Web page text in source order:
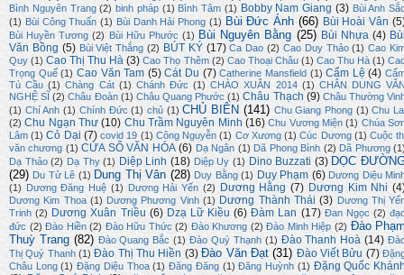
Bình Nguyên Trang (2) binh pháp (1) Bình Tâm (1) Bobby Nam Giang (3) Bùi Anh
(1) Bùi Công Thuấn (1) Bùi Danh Hải Phong (1) Bùi Đức Ánh (66) Bùi Hoài Vân
Bùi Huyền Tương (2) Bùi Hữu Phước (1) Bùi Nguyên Bằng (25) Bùi Nhựa (4)
Văn Bồng (5) Bùi Việt Thắng (2) BÚT KÝ (17) Ca Dao (2) Cao Duy Thảo (1) Cao
Quy (1) Cao Thị Thu Hà (3) Cao Thọ Thêm (2) Cao Thoại Châu (1) Cao Thu Hà (1)
Trọng Quế (1) Cao Văn Tam (5) Cát Du (7) Catherine Mansfield (1) Cẩm Lệ (4)
Tú Cầu (1) Chàng Cát (1) Chánh Đức (1) CHÀO XUÂN 2014 (1) CHÂN DUNG
NGHỆ SĨ (2) Châu Đoàn (1) Châu Quang Phước (1) Châu Thạch (9) Châu Thường
(1) Chí Anh (1) Chính Đức (1) chủ (1) CHỦ BIÊN (141) Chu Giang Phong (1) Chu
(2) Chu Ngạn Thư (10) Chu Trầm Nguyên Minh (16) Chu Vương Miện (1) Chúa
Lâm (1) Cỏ Dại (7) covid 19 (1) Công Nguyễn (1) Cơ Xương (1) Cúc Dương (1) Cuộc
văn chương (1) CỬA SỔ VĂN HÓA (6) Dạ Ngân (1) Dã Phong Bình (2) Dã Phương
Dạ Thảo (2) Dạ Thy (1) Diệp Linh (18) Diệp Uy (1) Dino Buzzati (3) DỌC
(29) Du Tử Lê (1) Dung Thị Vân (28) Duy Bằng (1) Duy Phạm (6) Dương Diệu
(1)
Dương Đăng Huệ (1) Dương Hải Yến (2) Dương Hằng (7) Dương Kim Nhi
Dương Kim Thoa (1) Dương Phương Vinh (1) Dương Thành Thái (3) Dương Thị
Trinh (2) Dương Xuân Triều (6) Dzạ Lữ Kiều (6) Đàm Lan (17) Đan Ngọc (2)
đức (2) Đào Hiền (2) Đào Hữu Thức (2) Đào Khương (2) Đào Minh Hiệp (2) Đào
Thuỳ Trang (82) Đào Quang Bắc (1) Đào Quý Thạnh (1) Đào Thanh Hoà (14)
Thị Quý Thanh (1) Đào Thị Thu Hiền (3) Đào Văn Đạt (31) Đào Viết Bửu (7)
Châu Long (1) Đặng Diệu Thoa (1) Đăng Đăng (1) Đăng Huỳnh (1) Đặng Quốc